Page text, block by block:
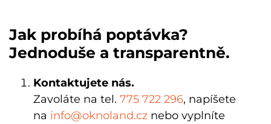
Jak probíhá poptávka?
Jednoduše a transparentně.
Kontaktujete nás.
Zavoláte na tel. 775 722 296, napíšete
na info@oknoland.cz nebo vyplníte